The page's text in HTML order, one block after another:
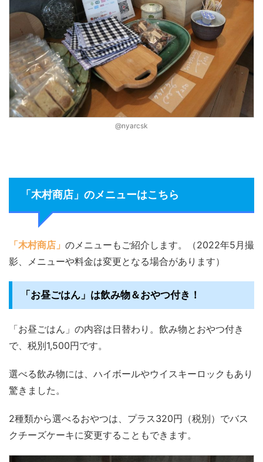
@nyarcsk
「木村商店」のメニューはこちら
「木村商店」 のメニューもご紹介します。（2022年5月撮
影、メニューや料金は変更となる場合があります）
「お昼ごはん」は飲み物＆おやつ付き！
「お昼ごはん」の内容は日替わり。飲み物とおやつ付き
で、税別1,500円です。
選べる飲み物には、ハイボールやウイスキーロックもあり
驚きました。
2種類から選べるおやつは、プラス320円（税別）でバス
クチーズケーキに変更することもできます。